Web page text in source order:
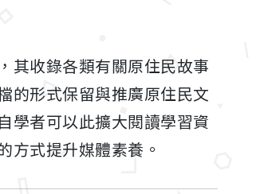
其收錄各類有關原住民故事
的形式保留與推廣原住民文
學者可以此擴大閱讀學習資
方式提升媒體素養。